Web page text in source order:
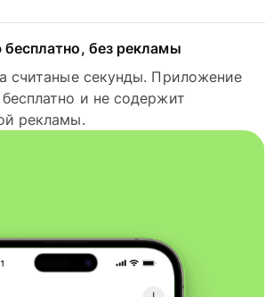
без рекламы
считаные секунды. Приложение
и не содержит
рекламы.